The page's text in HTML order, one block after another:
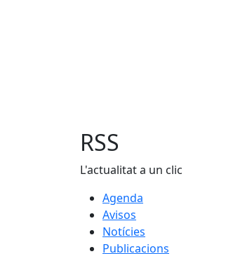
RSS
L'actualitat a un clic
Agenda
Avisos
Notícies
Publicacions